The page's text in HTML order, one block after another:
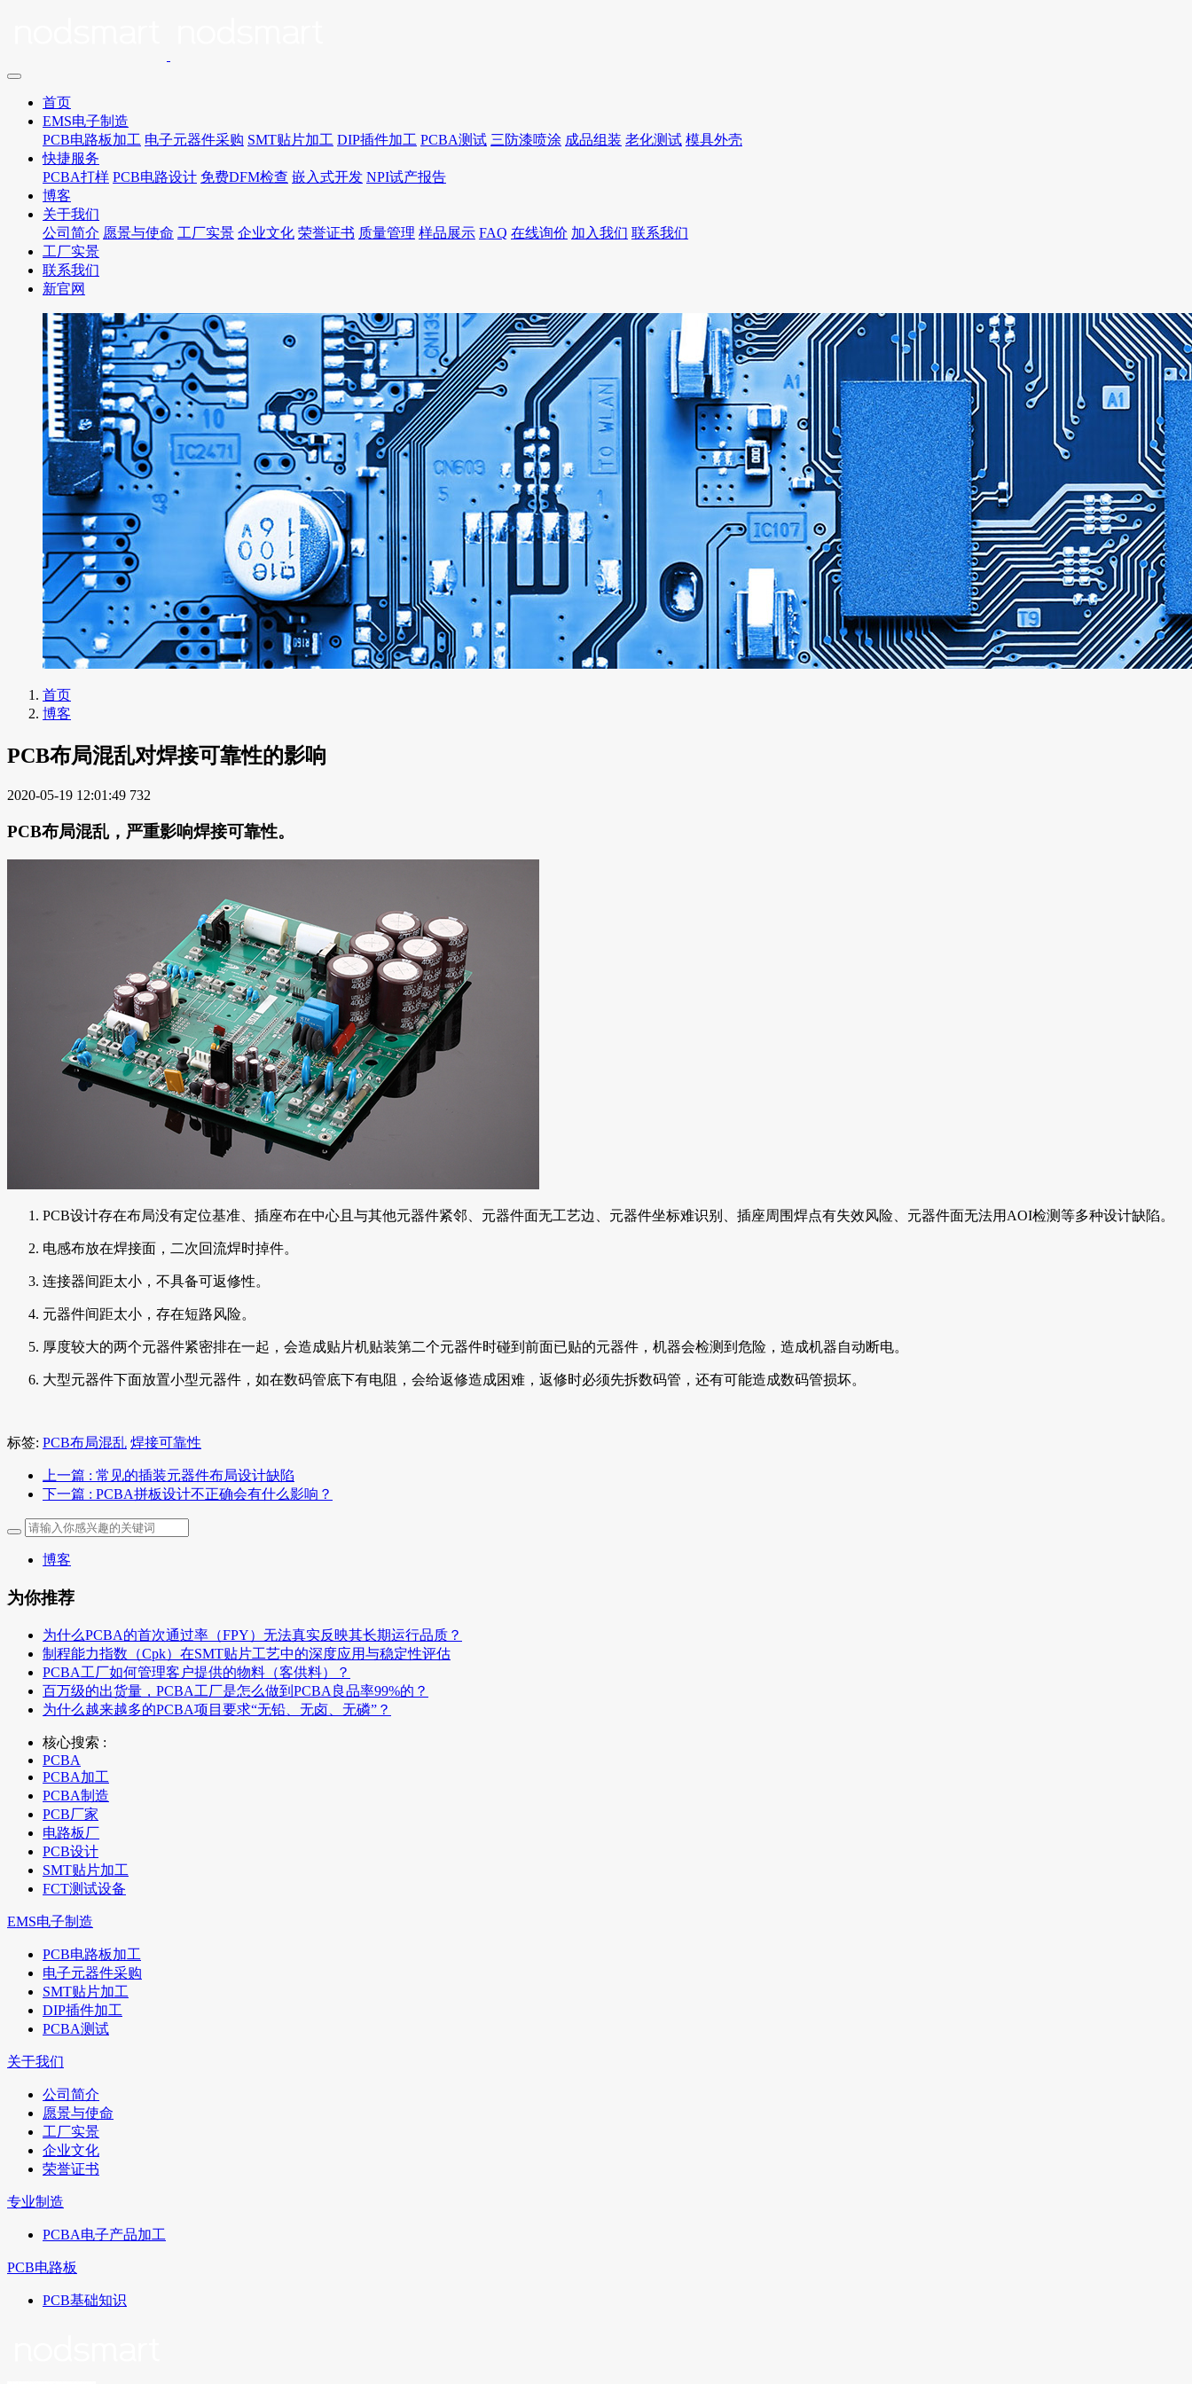
首页
EMS电子制造
PCB电路板加工 电子元器件采购 SMT贴片加工 DIP插件加工 PCBA测试 三防漆喷涂 成品组装 老化测试 模具外壳
快捷服务
PCBA打样 PCB电路设计 免费DFM检查 嵌入式开发 NPI试产报告
博客
关于我们
公司简介 愿景与使命 工厂实景 企业文化 荣誉证书 质量管理 样品展示 FAQ 在线询价 加入我们 联系我们
工厂实景
联系我们
新官网
首页
博客
PCB布局混乱对焊接可靠性的影响
2020-05-19 12:01:49 732
PCB布局混乱，严重影响焊接可靠性。
PCB设计存在布局没有定位基准、插座布在中心且与其他元器件紧邻、元器件面无工艺边、元器件坐标难识别、插座周围焊点有失效风险、元器件面无法用AOI检测等多种设计缺陷。
电感布放在焊接面，二次回流焊时掉件。
连接器间距太小，不具备可返修性。
元器件间距太小，存在短路风险。
厚度较大的两个元器件紧密排在一起，会造成贴片机贴装第二个元器件时碰到前面已贴的元器件，机器会检测到危险，造成机器自动断电。
大型元器件下面放置小型元器件，如在数码管底下有电阻，会给返修造成困难，返修时必须先拆数码管，还有可能造成数码管损坏。
标签: PCB布局混乱 焊接可靠性
上一篇 : 常见的插装元器件布局设计缺陷
下一篇 : PCBA拼板设计不正确会有什么影响？
博客
为你推荐
为什么PCBA的首次通过率（FPY）无法真实反映其长期运行品质？
制程能力指数（Cpk）在SMT贴片工艺中的深度应用与稳定性评估
PCBA工厂如何管理客户提供的物料（客供料）？
百万级的出货量，PCBA工厂是怎么做到PCBA良品率99%的？
为什么越来越多的PCBA项目要求“无铅、无卤、无磷”？
核心搜索 :
PCBA
PCBA加工
PCBA制造
PCB厂家
电路板厂
PCB设计
SMT贴片加工
FCT测试设备
EMS电子制造
PCB电路板加工
电子元器件采购
SMT贴片加工
DIP插件加工
PCBA测试
关于我们
公司简介
愿景与使命
工厂实景
企业文化
荣誉证书
专业制造
PCBA电子产品加工
PCB电路板
PCB基础知识